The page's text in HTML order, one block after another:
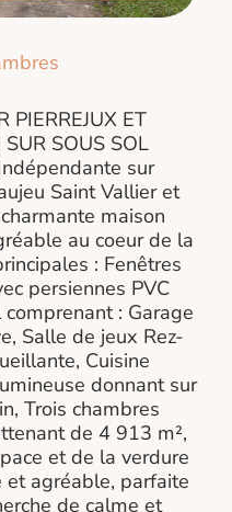
PIERREJUX ET
SOUS SOL
sur
Saint Vallier et
maison
au coeur de la
: Fenêtres
persiennes PVC
: Garage
Salle de jeux Rez-
Cuisine
donnant sur
Trois chambres
de 4 913 m²,
et de la verdure
et agréable, parfaite
de calme et